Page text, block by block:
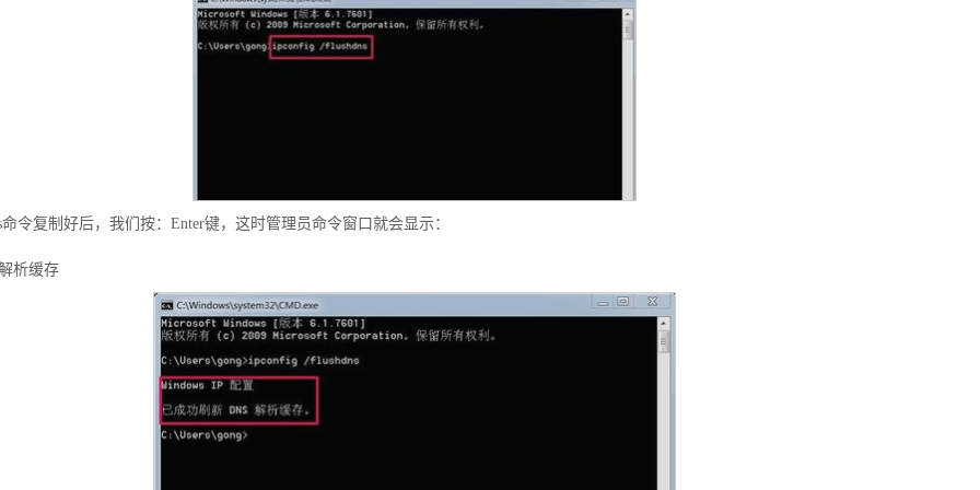
命令复制好后，我们按：Enter键，这时管理员命令窗口就会显示：
析缓存